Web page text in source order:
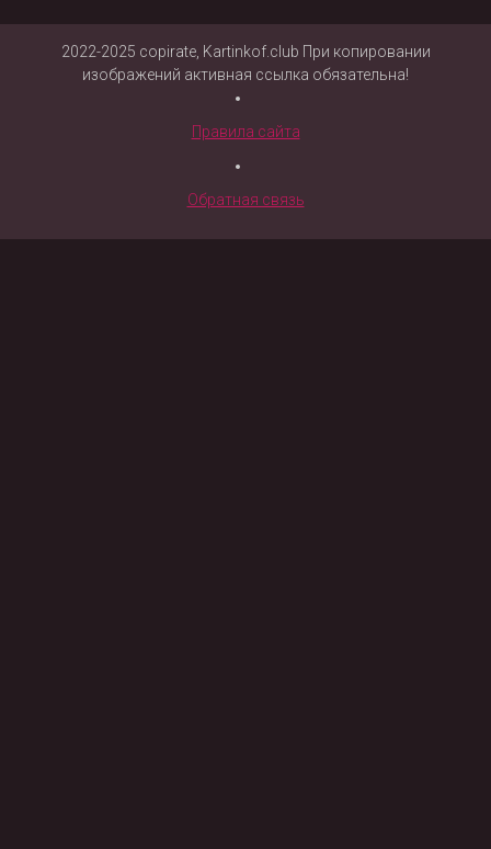
2022-2025 copirate, Kartinkof.club При копировании
изображений активная ссылка обязательна!
Правила сайта
Обратная связь